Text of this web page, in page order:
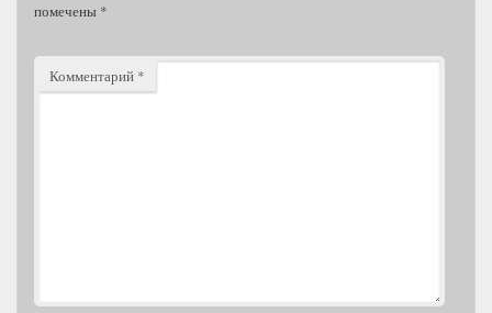
помечены *
Комментарий *